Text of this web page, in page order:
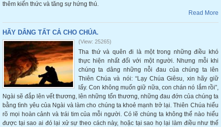
thêm kiến thức và tăng sự hứng thú.
Read More
HÃY DÂNG TẤT CẢ CHO CHÚA.
(View: 25265)
Tha thứ và quên đi là một trong những điều khó
thực hiện nhất đối với một người. Nhưng mỗi khi
chúng ta dâng những nỗi đau của chúng ta lên
Thiên Chúa và nói: “Lạy Chúa Giêsu, xin hãy giữ
lấy. Con không muốn giữ nữa, con chán nó lắm rồi”,
Ngài sẽ đắp lên vết thương, lên những tổn thương, những đau đớn của chúng ta
bằng tình yêu của Ngài và làm cho chúng ta khoẻ mạnh trở lại. Thiên Chúa hiểu
rõ mọi hoàn cảnh và trái tim của mỗi người. Có lẽ chúng ta không thể nào hiểu
được tại sao ai đó lại xử sự theo cách này, hoặc tại sao họ lại làm điều như thế